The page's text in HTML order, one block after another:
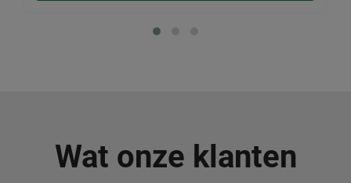
Wat onze klanten